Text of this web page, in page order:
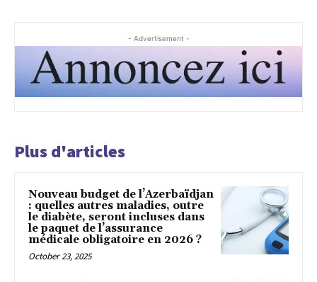
- Advertisement -
Plus d'articles
Nouveau budget de l’Azerbaïdjan
: quelles autres maladies, outre
le diabète, seront incluses dans
le paquet de l’assurance
médicale obligatoire en 2026 ?
October 23, 2025